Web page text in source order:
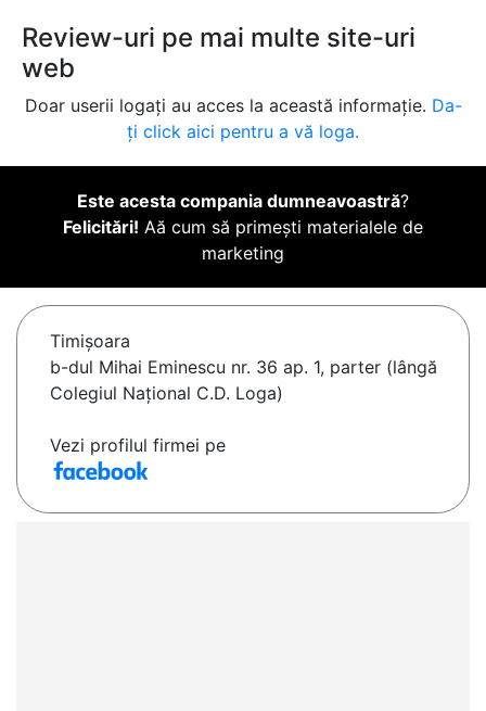
Review-uri pe mai multe site-uri
web
Doar userii logați au acces la această informație. Da-
ți click aici pentru a vă loga.
Este acesta compania dumneavoastră?
Felicitări! Aă cum să primești materialele de
marketing
Timişoara
b-dul Mihai Eminescu nr. 36 ap. 1, parter (lângă
Colegiul Naţional C.D. Loga)
Vezi profilul firmei pe